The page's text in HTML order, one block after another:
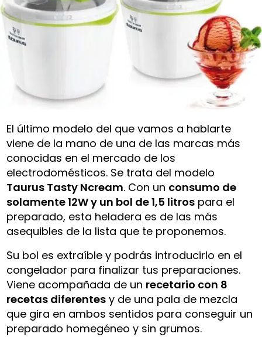
El último modelo del que vamos a hablarte
viene de la mano de una de las marcas más
conocidas en el mercado de los
electrodomésticos. Se trata del modelo
Taurus Tasty Ncream. Con un consumo de
solamente 12W y un bol de 1,5 litros para el
preparado, esta heladera es de las más
asequibles de la lista que te proponemos.
Su bol es extraíble y podrás introducirlo en el
congelador para finalizar tus preparaciones.
Viene acompañada de un recetario con 8
recetas diferentes y de una pala de mezcla
que gira en ambos sentidos para conseguir un
preparado homegéneo y sin grumos.